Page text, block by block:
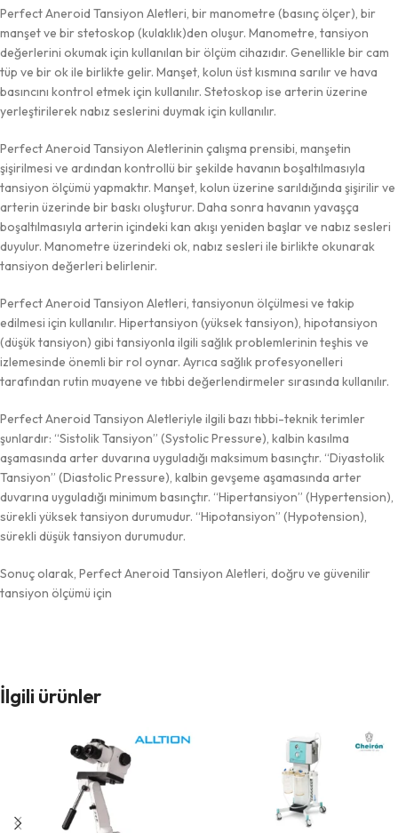
Perfect Aneroid Tansiyon Aletleri, bir manometre (basınç ölçer), bir
manşet ve bir stetoskop (kulaklık)den oluşur. Manometre, tansiyon
değerlerini okumak için kullanılan bir ölçüm cihazıdır. Genellikle bir cam
tüp ve bir ok ile birlikte gelir. Manşet, kolun üst kısmına sarılır ve hava
basıncını kontrol etmek için kullanılır. Stetoskop ise arterin üzerine
yerleştirilerek nabız seslerini duymak için kullanılır.
Perfect Aneroid Tansiyon Aletlerinin çalışma prensibi, manşetin
şişirilmesi ve ardından kontrollü bir şekilde havanın boşaltılmasıyla
tansiyon ölçümü yapmaktır. Manşet, kolun üzerine sarıldığında şişirilir ve
arterin üzerinde bir baskı oluşturur. Daha sonra havanın yavaşça
boşaltılmasıyla arterin içindeki kan akışı yeniden başlar ve nabız sesleri
duyulur. Manometre üzerindeki ok, nabız sesleri ile birlikte okunarak
tansiyon değerleri belirlenir.
Perfect Aneroid Tansiyon Aletleri, tansiyonun ölçülmesi ve takip
edilmesi için kullanılır. Hipertansiyon (yüksek tansiyon), hipotansiyon
(düşük tansiyon) gibi tansiyonla ilgili sağlık problemlerinin teşhis ve
izlemesinde önemli bir rol oynar. Ayrıca sağlık profesyonelleri
tarafından rutin muayene ve tıbbi değerlendirmeler sırasında kullanılır.
Perfect Aneroid Tansiyon Aletleriyle ilgili bazı tıbbi-teknik terimler
şunlardır: “Sistolik Tansiyon” (Systolic Pressure), kalbin kasılma
aşamasında arter duvarına uyguladığı maksimum basınçtır. “Diyastolik
Tansiyon” (Diastolic Pressure), kalbin gevşeme aşamasında arter
duvarına uyguladığı minimum basınçtır. “Hipertansiyon” (Hypertension),
sürekli yüksek tansiyon durumudur. “Hipotansiyon” (Hypotension),
sürekli düşük tansiyon durumudur.
Sonuç olarak, Perfect Aneroid Tansiyon Aletleri, doğru ve güvenilir
tansiyon ölçümü için
İlgili ürünler